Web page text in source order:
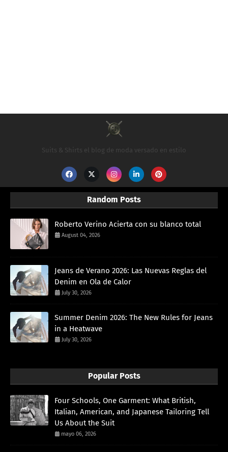
Suits & Shirts el blog de moda versado en estilo
Random Posts
Roberto Verino Acierta con su blanco total
August 04, 2026
Jeans de Verano 2026: Las Nuevas Reglas del
Denim en Ola de Calor
July 30, 2026
Summer Denim 2026: The New Rules for Jeans
in a Heatwave
July 30, 2026
Popular Posts
Four Schools, One Garment: What British,
Italian, American, and Japanese Tailoring Tell
Us About the Suit
mayo 06, 2026